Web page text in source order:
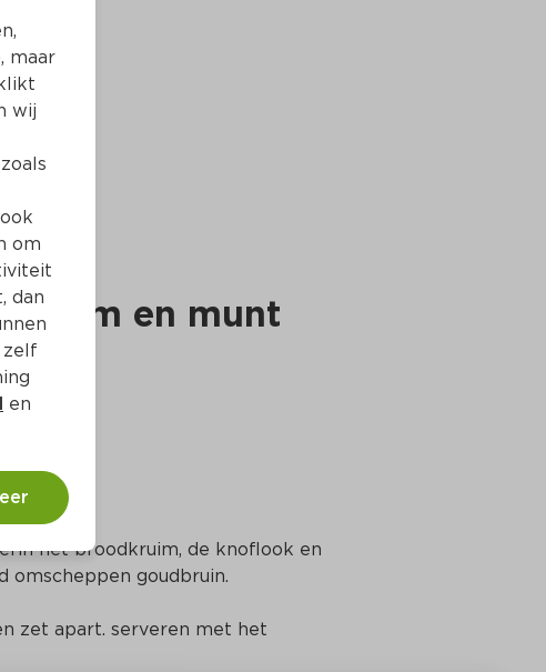
en munt
het broodkruim, de knoflook en
omscheppen goudbruin.
zet apart. serveren met het
maar
wij
om
dan
zelf
en